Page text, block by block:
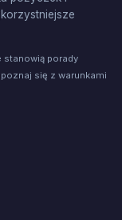
stanowią porady
się z warunkami